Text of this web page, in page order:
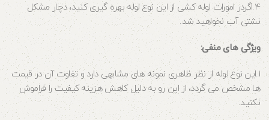
۴.اگردر امورات لوله کشی از این نوع لوله بهره‌ گیری کنید، دچار مشکل
نشتی آب نخواهید شد.
ویژگی‌ های منفی:
۱.این نوع لوله از نظر ظاهری نمونه‌ های مشابهی دارد و تفاوت آن در قیمت‌
ها مشخص می‌ گردد، از این رو به دلیل کاهش هزینه کیفیت را فراموش
نکنید.